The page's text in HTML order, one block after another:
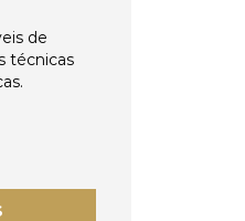
de
técnicas